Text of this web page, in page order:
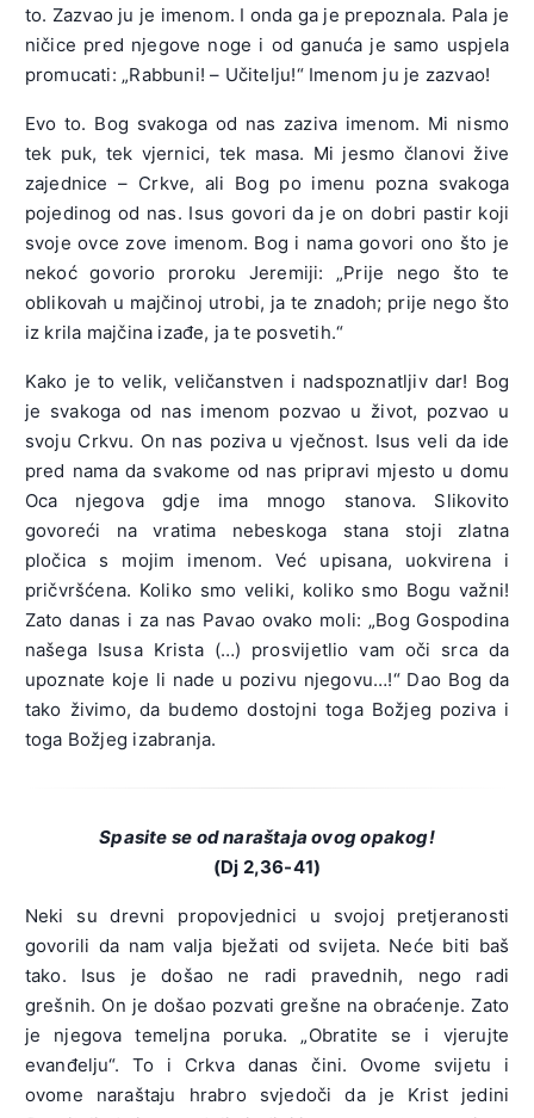
to. Zazvao ju je imenom. I onda ga je prepoznala. Pala je
ničice pred njegove noge i od ganuća je samo uspjela
promucati: „Rabbuni! – Učitelju!“ Imenom ju je zazvao!
Evo to. Bog svakoga od nas zaziva imenom. Mi nismo
tek puk, tek vjernici, tek masa. Mi jesmo članovi žive
zajednice – Crkve, ali Bog po imenu pozna svakoga
pojedinog od nas. Isus govori da je on dobri pastir koji
svoje ovce zove imenom. Bog i nama govori ono što je
nekoć govorio proroku Jeremiji: „Prije nego što te
oblikovah u majčinoj utrobi, ja te znadoh; prije nego što
iz krila majčina izađe, ja te posvetih.“
Kako je to velik, veličanstven i nadspoznatljiv dar! Bog
je svakoga od nas imenom pozvao u život, pozvao u
svoju Crkvu. On nas poziva u vječnost. Isus veli da ide
pred nama da svakome od nas pripravi mjesto u domu
Oca njegova gdje ima mnogo stanova. Slikovito
govoreći na vratima nebeskoga stana stoji zlatna
pločica s mojim imenom. Već upisana, uokvirena i
pričvršćena. Koliko smo veliki, koliko smo Bogu važni!
Zato danas i za nas Pavao ovako moli: „Bog Gospodina
našega Isusa Krista (…) prosvijetlio vam oči srca da
upoznate koje li nade u pozivu njegovu…!“ Dao Bog da
tako živimo, da budemo dostojni toga Božjeg poziva i
toga Božjeg izabranja.
Spasite se od naraštaja ovog opakog!
(Dj 2,36-41)
Neki su drevni propovjednici u svojoj pretjeranosti
govorili da nam valja bježati od svijeta. Neće biti baš
tako. Isus je došao ne radi pravednih, nego radi
grešnih. On je došao pozvati grešne na obraćenje. Zato
je njegova temeljna poruka. „Obratite se i vjerujte
evanđelju“. To i Crkva danas čini. Ovome svijetu i
ovome naraštaju hrabro svjedoči da je Krist jedini